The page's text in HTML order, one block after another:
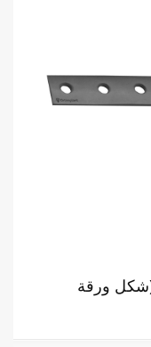
ورقة